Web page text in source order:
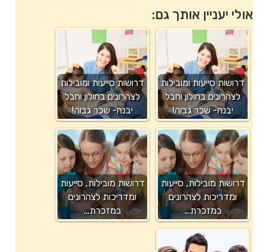
אולי יעניין אותך גם:
דרושות סייעות ומובילות
לצהרונים בחולון וחבל
יבנה- שכר גבוה!
דרושות סייעות ומובילות
לצהרונים בחולון וחבל
יבנה- שכר גבוה!
דרושות מובילות, סייעות
ומדריכות לצהרונים
במזכרת…
דרושות מובילות, סייעות
ומדריכות לצהרונים
במזכרת…